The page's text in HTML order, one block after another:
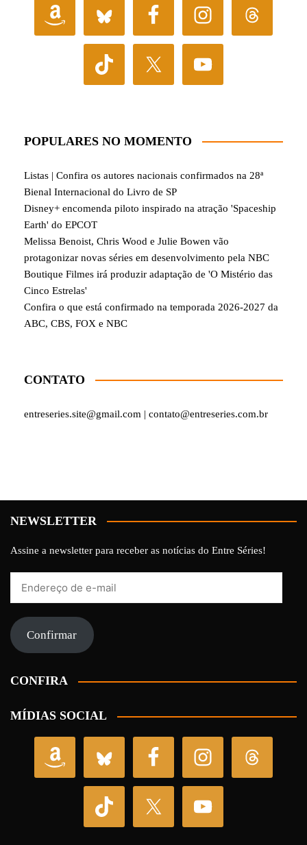
POPULARES NO MOMENTO
Listas | Confira os autores nacionais confirmados na 28ª
Bienal Internacional do Livro de SP
Disney+ encomenda piloto inspirado na atração 'Spaceship
Earth' do EPCOT
Melissa Benoist, Chris Wood e Julie Bowen vão
protagonizar novas séries em desenvolvimento pela NBC
Boutique Filmes irá produzir adaptação de 'O Mistério das
Cinco Estrelas'
Confira o que está confirmado na temporada 2026-2027 da
ABC, CBS, FOX e NBC
CONTATO
entreseries.site@gmail.com | contato@entreseries.com.br
NEWSLETTER
Assine a newsletter para receber as notícias do Entre Séries!
mail Confirmar
CONFIRA
MÍDIAS SOCIAL